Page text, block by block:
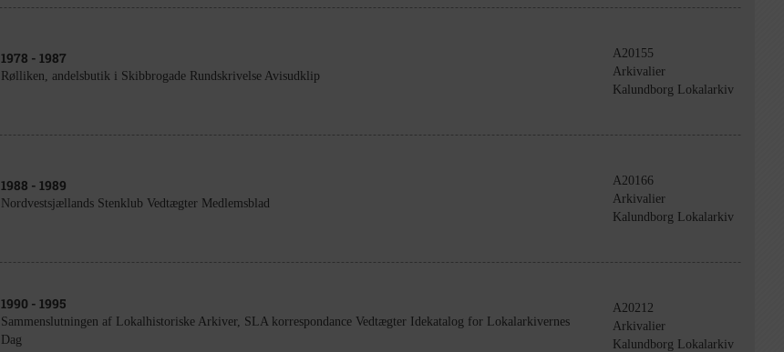
1978 - 1987
Rølliken, andelsbutik i Skibbrogade Rundskrivelse Avisudklip
A20155
Arkivalier
Kalundborg Lokalarkiv
1988 - 1989
Nordvestsjællands Stenklub Vedtægter Medlemsblad
A20166
Arkivalier
Kalundborg Lokalarkiv
1990 - 1995
Sammenslutningen af Lokalhistoriske Arkiver, SLA korrespondance Vedtægter Idekatalog for Lokalarkivernes
Dag
A20212
Arkivalier
Kalundborg Lokalarkiv